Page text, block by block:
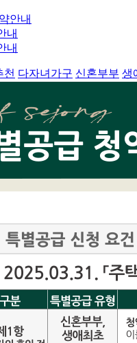
안내
내
내
천 다자녀가구 신혼부부 생